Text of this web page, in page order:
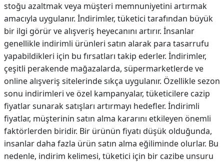
stoğu azaltmak veya müşteri memnuniyetini artırmak
amacıyla uygulanır. İndirimler, tüketici tarafından büyük
bir ilgi görür ve alışveriş heyecanını artırır. İnsanlar
genellikle indirimli ürünleri satın alarak para tasarrufu
yapabildikleri için bu fırsatları takip ederler. İndirimler,
çeşitli perakende mağazalarda, süpermarketlerde ve
online alışveriş sitelerinde sıkça uygulanır. Özellikle sezon
sonu indirimleri ve özel kampanyalar, tüketicilere cazip
fiyatlar sunarak satışları artırmayı hedefler. İndirimli
fiyatlar, müşterinin satın alma kararını etkileyen önemli
faktörlerden biridir. Bir ürünün fiyatı düşük olduğunda,
insanlar daha fazla ürün satın alma eğiliminde olurlar. Bu
nedenle, indirim kelimesi, tüketici için bir cazibe unsuru